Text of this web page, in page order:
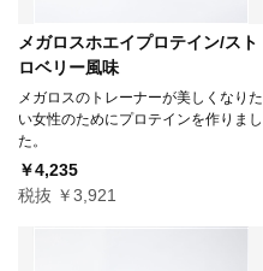
メガロスホエイプロテイン/スト
ロベリー風味
メガロスのトレーナーが美しくなりた
い女性のためにプロテインを作りまし
た。
￥4,235
税抜 ￥3,921